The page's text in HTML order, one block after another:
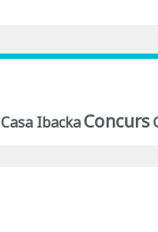
Casa IbackaConcurs